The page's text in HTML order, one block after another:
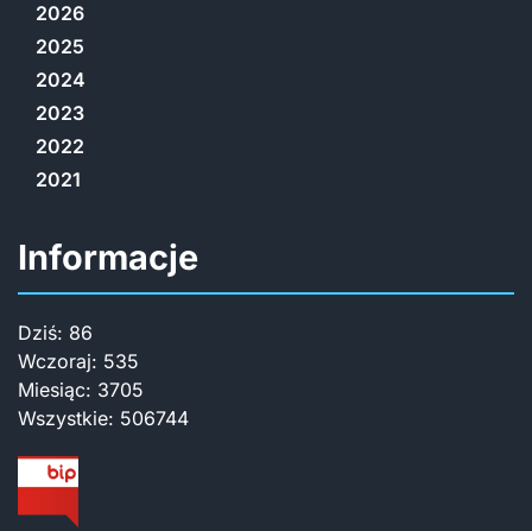
2026
2025
2024
2023
2022
2021
Informacje
Dziś: 86
Wczoraj: 535
Miesiąc: 3705
Wszystkie: 506744